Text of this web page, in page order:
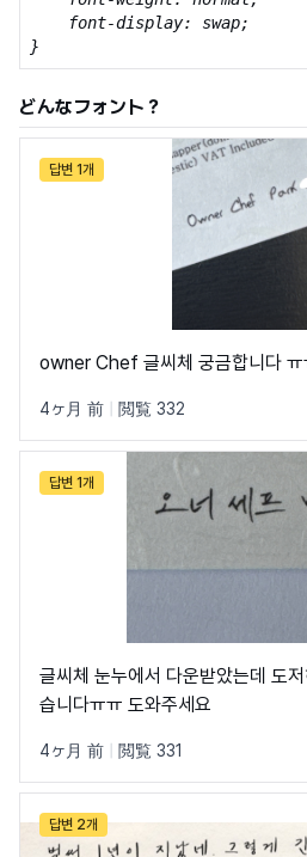
ネイバーのすべてのフォントを見
    font-display: swap;
}
どんなフォント？
답변 1개
owner Chef 글씨체 궁금합니다 ㅠ
4ヶ月 前 閲覧 332
답변 1개
글씨체 눈누에서 다운받았는데 도
습니다ㅠㅠ 도와주세요
4ヶ月 前 閲覧 331
답변 2개